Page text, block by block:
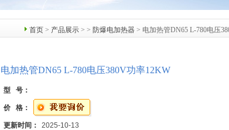
首页 > 产品展示 > > 防爆电加热器 > 电加热管DN65 L-780电压
电加热管DN65 L-780电压380V功率12KW
型 号：
价 格：
更新时间： 2025-10-13